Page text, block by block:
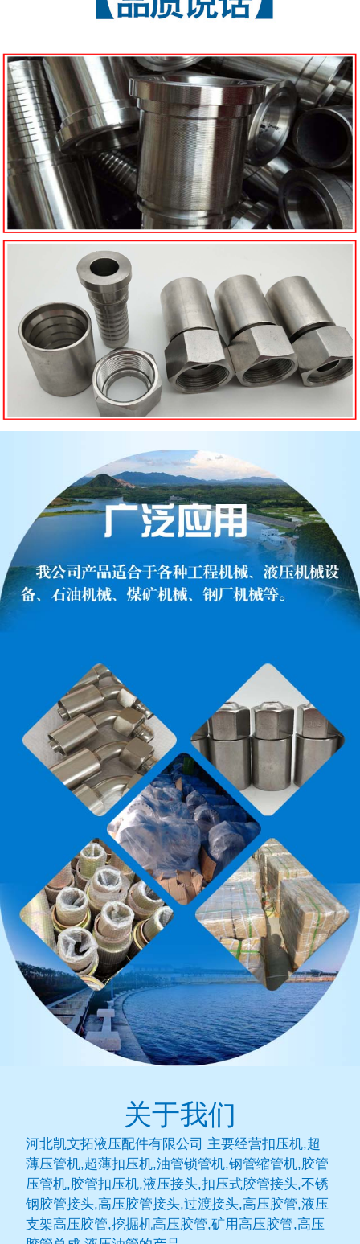
关于我们
河北凯文拓液压配件有限公司 主要经营扣压机,超
薄压管机,超薄扣压机,油管锁管机,钢管缩管机,胶管
压管机,胶管扣压机,液压接头,扣压式胶管接头,不锈
钢胶管接头,高压胶管接头,过渡接头,高压胶管,液压
支架高压胶管,挖掘机高压胶管,矿用高压胶管,高压